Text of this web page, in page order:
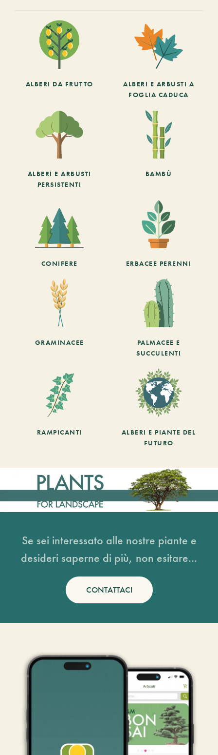
ALBERI DA FRUTTO
ALBERI E ARBUSTI A
FOGLIA CADUCA
ALBERI E ARBUSTI
PERSISTENTI
BAMBÙ
CONIFERE ERBACEE PERENNI
GRAMINACEE
PALMACEE E
SUCCULENTI
RAMPICANTI
ALBERI E PIANTE DEL
FUTURO
Se sei interessato alle nostre piante e
desideri saperne di più, non esitare...
CONTATTACI